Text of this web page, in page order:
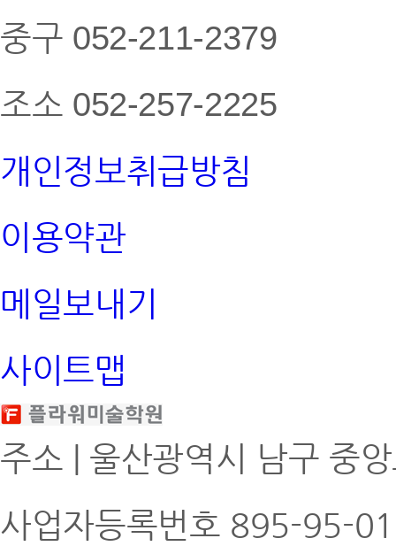
중구 052-211-2379
조소 052-257-2225
개인정보취급방침
이용약관
메일보내기
사이트맵
주소 | 울산광역시 남구 중
사업자등록번호 895-95-